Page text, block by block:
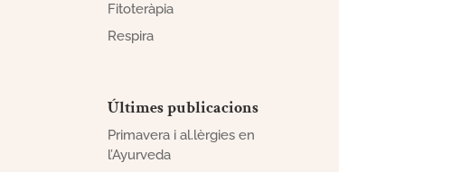
Fitoteràpia
Respira
Últimes publicacions
Primavera i al.lèrgies en
l’Ayurveda